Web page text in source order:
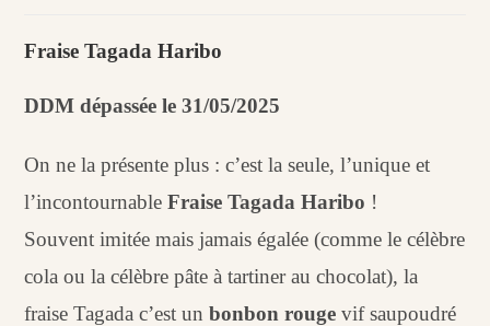
Tagada
(100
Fraise Tagada Haribo
DDM dépassée le 31/05/2025
On ne la présente plus : c’est la seule, l’unique et
l’incontournableFraise Tagada Haribo !
Souvent imitée mais jamais égalée (comme le célèbre
cola ou la célèbre pâte à tartiner au chocolat), la
fraise Tagada c’est unbonbon rouge vif saupoudré